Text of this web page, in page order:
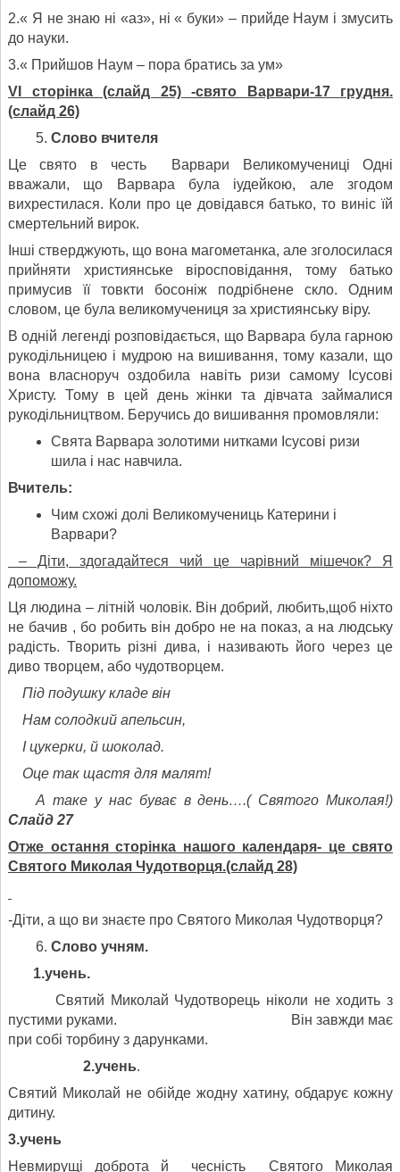
2.« Я не знаю ні «аз», ні « буки» – прийде Наум і змусить
до науки.
3.« Прийшов Наум – пора братись за ум»
V І сторінка (слайд 25) -свято Варвари-17 грудня.
(слайд 26)
Слово вчителя
Це свято в честь Варвари Великомучениці Одні
вважали, що Варвара була іудейкою, але згодом
вихрестилася. Коли про це довідався батько, то виніс їй
смертельний вирок.
Інші стверджують, що вона магометанка, але зголосилася
прийняти християнське віросповідання, тому батько
примусив її товкти босоніж подрібнене скло. Одним
словом, це була великомучениця за християнську віру.
В одній легенді розповідається, що Варвара була гарною
рукодільницею і мудрою на вишивання, тому казали, що
вона власноруч оздобила навіть ризи самому Ісусові
Христу. Тому в цей день жінки та дівчата займалися
рукодільництвом. Беручись до вишивання промовляли:
Свята Варвара золотими нитками Ісусові ризи
шила і нас навчила.
Вчитель:
Чим схожі долі Великомучениць Катерини і
Варвари?
– Діти, здогадайтеся чий це чарівний мішечок? Я
допоможу.
Ця людина – літній чоловік. Він добрий, любить,щоб ніхто
не бачив , бо робить він добро не на показ, а на людську
радість. Творить різні дива, і називають його через це
диво творцем, або чудотворцем.
Під подушку кладе він
Нам солодкий апельсин,
І цукерки, й шоколад.
Оце так щастя для малят!
А таке у нас буває в день….( Святого Миколая!)
Слайд 27
Отже остання сторінка нашого календаря- це свято
Святого Миколая Чудотворця.(слайд 28)
-Діти, а що ви знаєте про Святого Миколая Чудотворця?
Слово учням.
1.учень.
Святий Миколай Чудотворець ніколи не ходить з
пустими руками. Він завжди має
при собі торбину з дарунками.
2.учень.
Святий Миколай не обійде жодну хатину, обдарує кожну
дитину.
3.учень
Невмирущі доброта й чесність Святого Миколая